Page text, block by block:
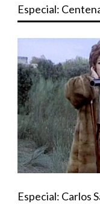
Especial:
Especial: Carlos